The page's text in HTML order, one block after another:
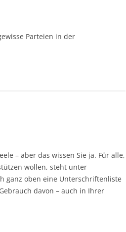
Parteien in der
– aber das wissen Sie ja. Für alle,
wollen, steht unter
ganz oben eine Unterschriftenliste
davon – auch in Ihrer